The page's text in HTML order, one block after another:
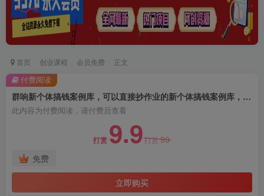
首页 创业课程 会员免费 正文
群响新个体‮钱搞‬案例库，可‮直以‬接抄作业的新‮体个‬搞钱案例库，如何赚到你的第一个100w
此内容为付费阅读，请付费后查看
打赏 9.9打赏99
免费
立即购买
付费阅读